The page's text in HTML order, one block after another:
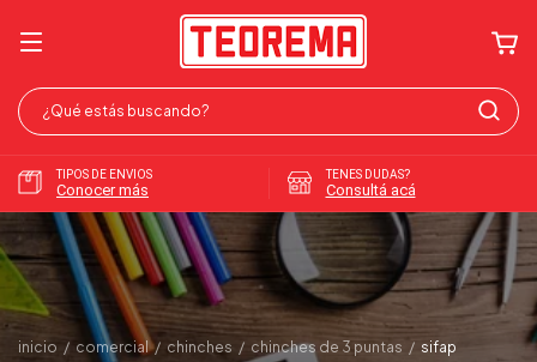
TIPOS DE ENVIOS
Conocer más
TENES DUDAS?
Consultá acá
inicio / comercial / chinches / chinches de 3 puntas / sifap